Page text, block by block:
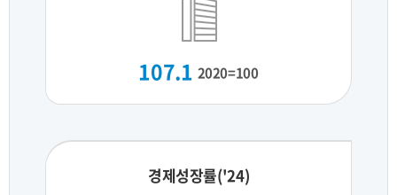
107.1 2020=100
경제성장률('24)